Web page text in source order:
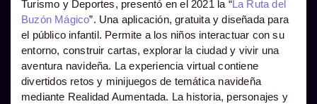
Turismo y Deportes, presentó en el 2021 la “La Ruta del
Buzón Mágico”. Una aplicación, gratuita y diseñada para
el público infantil. Permite a los niños interactuar con su
entorno, construir cartas, explorar la ciudad y vivir una
aventura navideña. La experiencia virtual contiene
divertidos retos y minijuegos de temática navideña
mediante Realidad Aumentada. La historia, personajes y